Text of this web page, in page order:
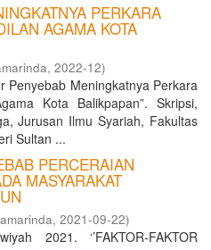
PERKARA
AGAMA KOTA
, 2022-12)
Penyebab Meningkatnya Perkara
Kota Balikpapan”. Skripsi,
Jurusan Ilmu Syariah, Fakultas
Sultan ...
PERCERAIAN
MASYARAKAT
, 2021-09-22)
2021. ‘’FAKTOR-FAKTOR